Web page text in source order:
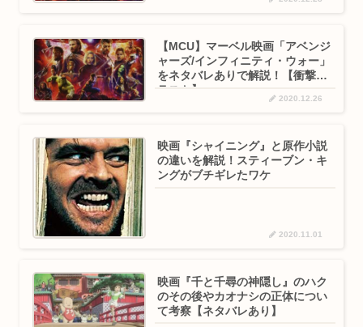
【MCU】マーベル映画「アベンジ
ャーズ/インフィニティ・ウォー」
をネタバレありで解説！【衝撃の
ラスト】
2020.12.26
映画『シャイニング』と原作小説
の違いを解説！スティーブン・キ
ングがブチギレたワケ
2020.11.01
映画『千と千尋の神隠し』のハク
のその後やカオナシの正体につい
て考察【ネタバレあり】